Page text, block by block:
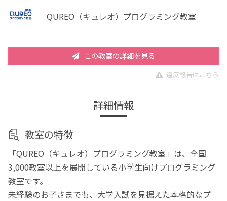
QUREO（キュレオ）プログラミング教室
この教室の詳細を見る
違反報告はこちら
詳細情報
教室の特徴
「QUREO（キュレオ）プログラミング教室」は、全国
3,000教室以上を展開している小学生向けプログラミング
教室です。
未経験のお子さまでも、大学入試を見据えた本格的なプ